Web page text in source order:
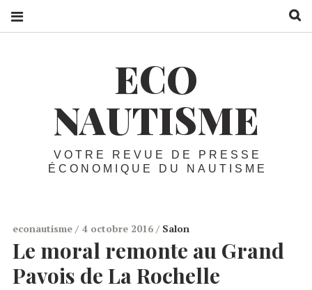
ECO
NAUTISME
VOTRE REVUE DE PRESSE
ÉCONOMIQUE DU NAUTISME
econautisme 4 octobre 2016 Salon
Le moral remonte au Grand
Pavois de La Rochelle